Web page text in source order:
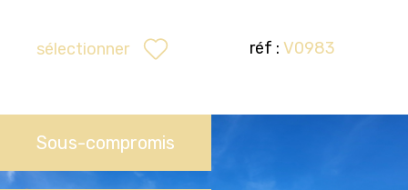
sélectionner réf : V0983
Sous-compromis